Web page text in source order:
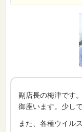
副店長の梅津です
御座います。少し
また、各種ウイル